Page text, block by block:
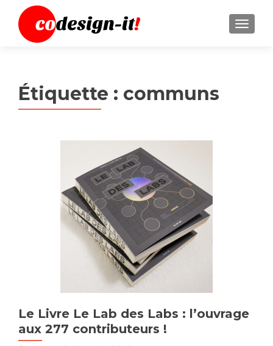
MENU
Étiquette : communs
Le Livre Le Lab des Labs : l’ouvrage
aux 277 contributeurs !